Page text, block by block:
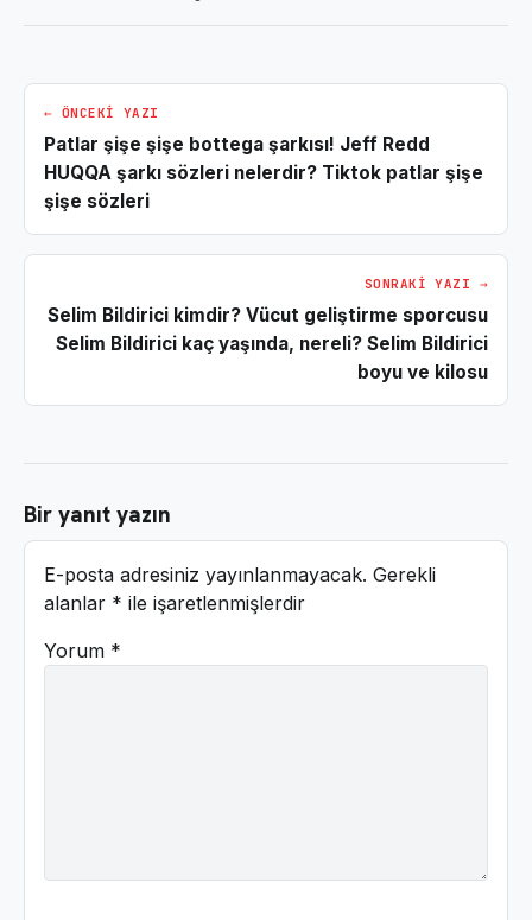
← ÖNCEKI YAZI
Patlar şişe şişe bottega şarkısı! Jeff Redd
HUQQA şarkı sözleri nelerdir? Tiktok patlar şişe
şişe sözleri
SONRAKI YAZI →
Selim Bildirici kimdir? Vücut geliştirme sporcusu
Selim Bildirici kaç yaşında, nereli? Selim Bildirici
boyu ve kilosu
Bir yanıt yazın
E-posta adresiniz yayınlanmayacak. Gerekli
alanlar * ile işaretlenmişlerdir
Yorum *